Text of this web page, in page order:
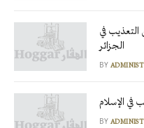
في
الجزائر
BY
في الإسلام
BY